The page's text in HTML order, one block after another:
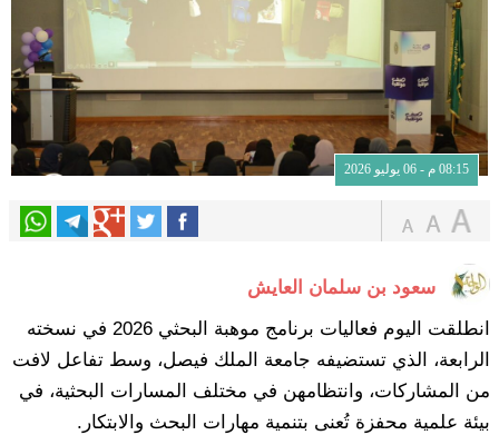
08:15 م - 06 يوليو 2026
سعود بن سلمان العايش
انطلقت اليوم فعاليات برنامج موهبة البحثي 2026 في نسخته
الرابعة، الذي تستضيفه جامعة الملك فيصل، وسط تفاعل لافت
من المشاركات، وانتظامهن في مختلف المسارات البحثية، في
بيئة علمية محفزة تُعنى بتنمية مهارات البحث والابتكار.